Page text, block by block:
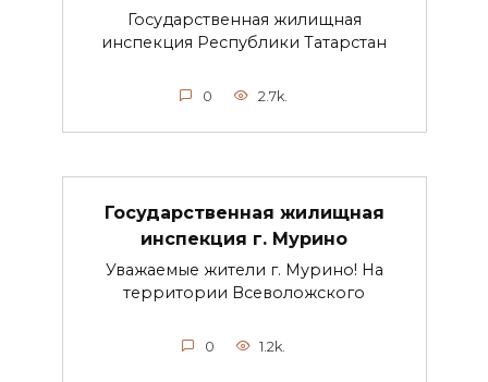
Государственная жилищная
инспекция Республики Татарстан
0 2.7k.
Государственная жилищная
инспекция г. Мурино
Уважаемые жители г. Мурино! На
территории Всеволожского
0 1.2k.